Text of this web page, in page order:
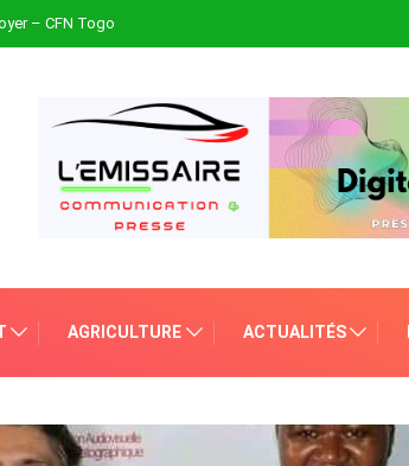
– CFN Togo
AGRICULTURE ACTUALITÉS